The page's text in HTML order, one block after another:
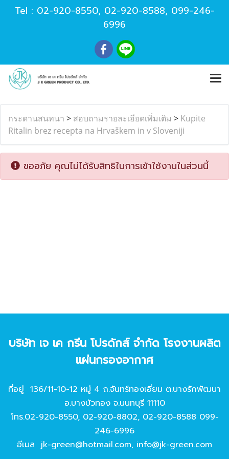
Tel : 02-920-8550, 02-920-8588, 099-246-
6996
กระดานสนทนา > สอบถามรายละเอียดเพิ่มเติม > Kupite
Ritalin brez recepta na Hrvaškem in v Sloveniji
ขออภัย คุณไม่ได้รับสิทธิในการเข้าใช้งานในส่วนนี้
บริษัท เจ เค กรีน โปรดักส์ จํากัด โรงงานผลิต
แผ่นกรองอากาศ
ที่อยู่ 136/11-10-12 หมู่ 4 ถ.จันทร์ทองเอี่ยม ต.บางรักพัฒนา
อ.บางบัวทอง จ.นนทบุรี 11110
โทร.02-920-8550, 02-920-8802, 02-920-8588 099-
246-6996
อีเมล jk-green@hotmail.com, info@jk-green.com